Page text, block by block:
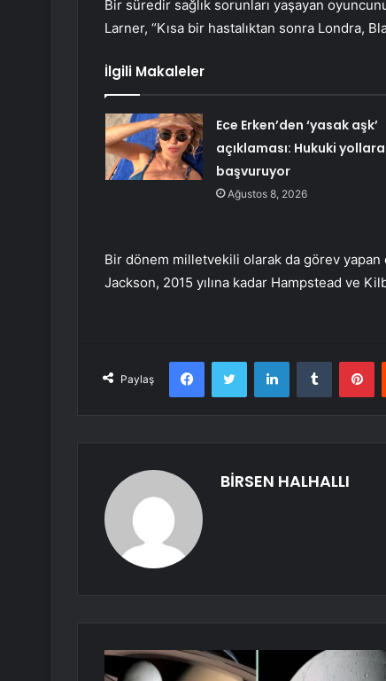
Bir süredir sağlık sorunları yaşayan
Larner, “Kısa bir hastalıktan sonra Londra,
İlgili Makaleler
Ece Erken’den ‘yasak aşk’
açıklaması: Hukuki yollara
başvuruyor
Ağustos 8, 2026
Bir dönem milletvekili olarak da görev yapan
Jackson, 2015 yılına kadar Hampstead ve
Paylaş
FacebookTwitter LinkedInTumblr
BİRSEN HALHALLI